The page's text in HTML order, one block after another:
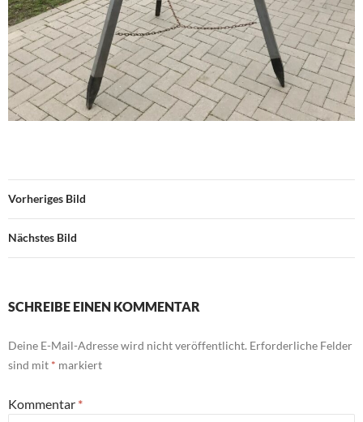
Vorheriges Bild
Nächstes Bild
SCHREIBE EINEN KOMMENTAR
Deine E-Mail-Adresse wird nicht veröffentlicht. Erforderliche Felder
sind mit * markiert
Kommentar *